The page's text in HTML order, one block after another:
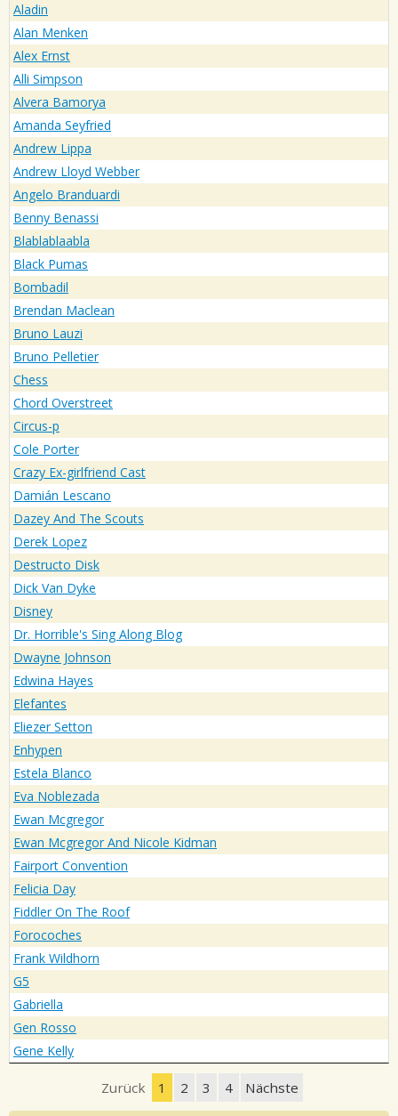
Aladin
Alan Menken
Alex Ernst
Alli Simpson
Alvera Bamorya
Amanda Seyfried
Andrew Lippa
Andrew Lloyd Webber
Angelo Branduardi
Benny Benassi
Blablablaabla
Black Pumas
Bombadil
Brendan Maclean
Bruno Lauzi
Bruno Pelletier
Chess
Chord Overstreet
Circus-p
Cole Porter
Crazy Ex-girlfriend Cast
Damián Lescano
Dazey And The Scouts
Derek Lopez
Destructo Disk
Dick Van Dyke
Disney
Dr. Horrible's Sing Along Blog
Dwayne Johnson
Edwina Hayes
Elefantes
Eliezer Setton
Enhypen
Estela Blanco
Eva Noblezada
Ewan Mcgregor
Ewan Mcgregor And Nicole Kidman
Fairport Convention
Felicia Day
Fiddler On The Roof
Forocoches
Frank Wildhorn
G5
Gabriella
Gen Rosso
Gene Kelly
Zurück 1 2 3 4 Nächste